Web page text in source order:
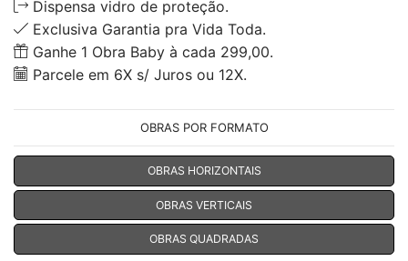
Dispensa vidro de proteção.
Exclusiva Garantia pra Vida Toda.
Ganhe 1 Obra Baby à cada 299,00.
Parcele em 6X s/ Juros ou 12X.
OBRAS POR FORMATO
OBRAS HORIZONTAIS
OBRAS VERTICAIS
OBRAS QUADRADAS